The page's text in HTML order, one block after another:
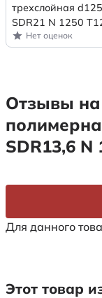
трехслойная
SDR21 N 1250
Нет оценок
Отзывы на
SDR13,6 N
Для данного
Этот товар